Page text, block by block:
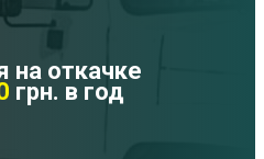
на откачке
грн. в год